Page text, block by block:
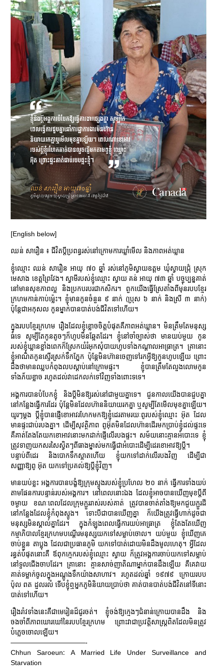
[English below]
ឈន់ សារឿន ៖ ជីវិតប្តីប្រពន្ធរស់នៅក្រោមការឃ្លាំមើល និងភាពអត់ឃ្លាន
ខ្ញុំឈ្មោះ ឈន់ សារឿន អាយុ ៧០ ឆ្នាំ រស់នៅភូមិស្វាយឧត្តម ឃុំស្វាយជ្រុំ ស្រុក
មេសាង ខេត្តព្រៃវែង។ ស្វាមីរបស់ខ្ញុំឈ្មោះ ស្វាយ គន់ អាយុ ៧៣ ឆ្នាំ បច្ចុប្បន្នគាត់
នៅមានសុខភាពល្អ និងប្រកបរបរជាកសិករ។ ពួកយើងធ្វើស្រែតាំងពីមុនរបបខ្មែរ
ក្រហមកាន់កាប់ម៉្លេះ។ ខ្ញុំមានកូនចំនួន ៩ នាក់ (ប្រុស ៦ នាក់ និងស្រី ៣ នាក់)
ប៉ុន្តែជាអកុសល កូនម្នាក់បានបាត់បង់ជីវិតទៅហើយ។
ក្នុងរបបខ្មែរក្រហម រឿងដែលខ្ញុំខ្លោចចិត្តបំផុតគឺភាពអត់ឃ្លាន។ មិនត្រឹមតែមនុស្ស
ធំទេ សូម្បីតែកូនតូចៗក៏ហូបមិនឆ្អែតដែរ។ ខ្ញុំនៅចាំច្បាស់ថា មានយប់មួយ កូន
របស់ខ្ញុំឃ្លានខ្លាំងពេកក៏ស្រែកយំរំអុកសុំបាយហូបទាំងកណ្ដាលអាធ្រាត្រ។ គ្រានោះ
ខ្ញុំអាណិតកូនស្ទើរស្រក់ទឹកភ្នែក ប៉ុន្តែមិនហ៊ានចេញទៅរកអ្វីឱ្យកូនហូបឡើយ ព្រោះ
ដឹងថាមានឈ្លបកំពុងលបស្ដាប់នៅក្រោមផ្ទះ។ ខ្ញុំបានត្រឹមតែលួងលោមកូន
ទាំងភ័យខ្លាច រហូតដល់វាដេកលក់ទៅវិញទាំងពោះទទេ។
អង្គការបានបំបែកខ្ញុំ និងប្ដីមិនឱ្យរស់នៅជាមួយគ្នាទេ។ ជួនកាលយើងបានជួបគ្នា
នៅកន្លែងធ្វើការដែរ ប៉ុន្តែមិនដែលហ៊ាននិយាយរកគ្នា ឬសូម្បីតែមើលមុខគ្នាឡើយ។
យូរៗម្ដង ប្ដីខ្ញុំបានផ្ញើខោអាវរហែកមកឱ្យខ្ញុំដេរតាមរយៈពូរបស់ខ្ញុំឈ្មោះ អ៊ុត ដែល
មានផ្ទះជាប់របងគ្នា។ ដើម្បីសុវត្ថិភាព ពូអ៊ុតមិនដែលហ៊ានដើរមកប្រាប់ខ្ញុំដល់ផ្ទះទេ
គឺគាត់តែងតែយកខោអាវនោះមកដាក់ផ្ញើលើរបងផ្ទះ។ សម័យនោះគ្មានអំបោះទេ ខ្ញុំ
ត្រូវទាញយកសរសៃស្វិតៗពីធាងម្នាស់មកធ្វើជាអំបោះដើម្បីដេរខោអាវឱ្យប្ដី។
បន្ទាប់ពីដេរ និងបោកទឹកស្អាតហើយ ខ្ញុំយកទៅដាក់លើរបងវិញ ដើម្បីជា
សញ្ញាឱ្យពូ អ៊ុត យកទៅប្រគល់ឱ្យប្ដីខ្ញុំវិញ។
មានយប់ខ្លះ អង្គការបានបង្ខំឱ្យក្រុមស្ទូងរបស់ខ្ញុំប្រហែល ២០ នាក់ ធ្វើការទាំងយប់
តាមផែនការបន្ទាន់របស់អង្គការ។ នៅពេលនោះឯង ដែលខ្ញុំអាចបានឃើញមុខប្ដីពី
ចម្ងាយ ខណៈពេលដែលក្រុមភ្ជួររាស់របស់គាត់ ត្រូវបានចាត់តាំងឱ្យមកជួយភ្ជួរដី
នៅកន្លែងដែលខ្ញុំកំពុងស្ទូង។ ទោះបីជាបានឃើញគ្នា ក៏យើងត្រូវធ្វើហាក់ដូចជា
មនុស្សមិនស្គាល់គ្នាដែរ។ ក្នុងកំឡុងពេលធ្វើការយប់អាធ្រាត្រ ខ្ញុំតែងតែឃើញ
កម្មាភិបាលខ្មែរក្រហមបណ្ដើរមនុស្សយកទៅសម្លាប់ចោល។ យប់មួយ ខ្ញុំឃើញគេ
ចាប់ខ្លួន តាប្លុង ដែលជាប្រធានភូមិ យកទៅបាត់ដោយមិនដឹងមូលហេតុ។ អ្វីដែល
រន្ធត់បំផុតនោះគឺ ឪពុកក្មេករបស់ខ្ញុំឈ្មោះ ស្វាយ ក៏ត្រូវអង្គការចាប់យកទៅសម្លាប់
នៅទួលជើងចាបដែរ។ គ្រានោះ គ្មានសាច់ញាតិណាម្នាក់បានដឹងឡើយ គឺគេវាយ
គាត់ទម្លាក់ចូលក្នុងអណ្តូងទឹកយ៉ាងសាហាវ។ រហូតដល់ឆ្នាំ ១៩៧៩ ក្រោយរបប
ប៉ុល ពត ដួលរលំ ទើបខ្ញុំឮអ្នកភូមិនិយាយប្រាប់ថា គាត់បានបាត់បង់ជីវិតនៅទីនោះ
បាត់ទៅហើយ។
រឿងរ៉ាវទាំងនេះគឺជាមេរៀនដ៏ជូរចត់។ ខ្ញុំចង់ឱ្យក្មេងៗជំនាន់ក្រោយបានដឹង និង
ចងចាំពីភាពឃោរឃៅនៃរបបខ្មែរក្រហម ព្រោះវាជាប្រវត្តិសាស្ត្រពិតដែលមិនត្រូវ
បំភ្លេចចោលឡើយ។
———————————-
Chhun Saroeun: A Married Life Under Surveillance and
Starvation